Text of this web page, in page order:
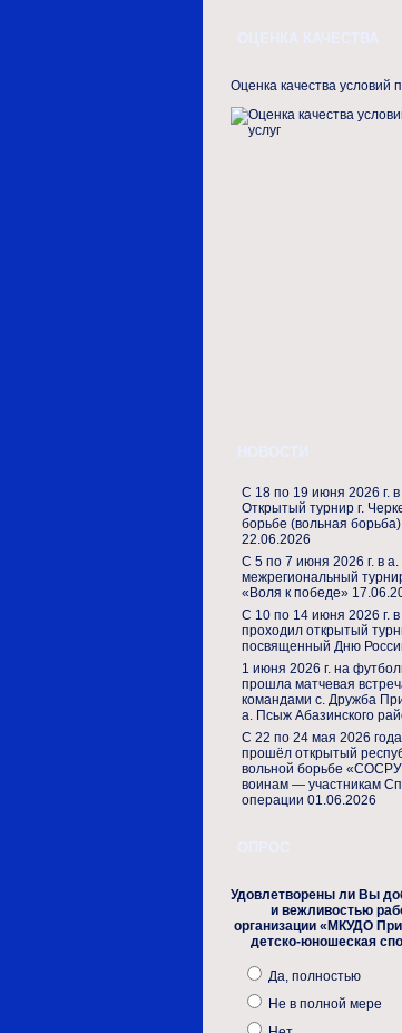
ОЦЕНКА КАЧЕСТВА
Оценка качества условий
НОВОСТИ
С 18 по 19 июня 2026 г.
Открытый турнир г.
борьбе (вольная
22.06.2026
С 5 по 7 июня 2026 г. в
межрегиональный
«Воля к победе»
С 10 по 14 июня 2026 г. в
проходил открытый
посвященный Дню
1 июня 2026 г. на
прошла матчевая
командами с. Дружба
а. Псыж Абазинского
С 22 по 24 мая 2026
прошёл открытый
вольной борьбе
воинам — участникам
операции 01.06.2026
ОПРОС
Удовлетворены ли Вы
и вежливостью
организации «МКУДО
детско-юношеская
Да, полностью
Не в полной мере